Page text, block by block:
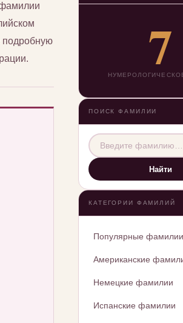
подробную
7
ПОИСК ФАМИЛИИ
Найти
КАТЕГОРИИ ФАМИЛИЙ
Популярные фамилии
Американские
Немецкие фамилии
Испанские фамилии